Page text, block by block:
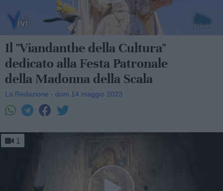
Il "Viandanthe della Cultura"
dedicato alla Festa Patronale
della Madonna della Scala
La Redazione - dom 14 maggio 2023
1